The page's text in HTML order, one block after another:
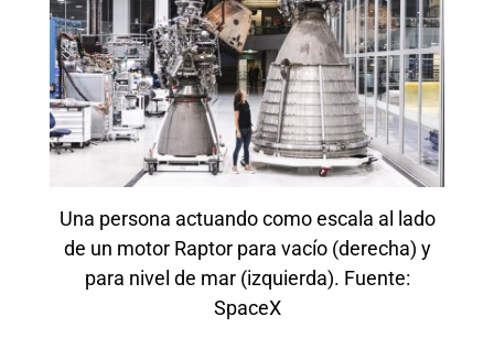
Una persona actuando como escala al lado
de un motor Raptor para vacío (derecha) y
para nivel de mar (izquierda). Fuente:
SpaceX